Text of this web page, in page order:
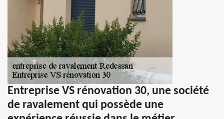
Entreprise VS rénovation 30, une société
de ravalement qui possède une